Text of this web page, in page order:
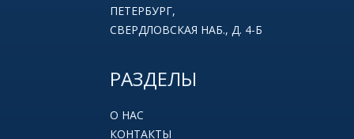
ПЕТЕРБУРГ,
СВЕРДЛОВСКАЯ НАБ., Д. 4-Б
РАЗДЕЛЫ
О НАС
КОНТАКТЫ